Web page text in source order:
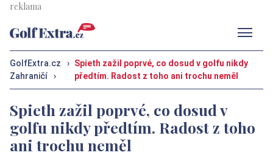
GolfExtra.cz
›
Zahraničí
›
Spieth zažil poprvé, co dosud v golfu nikdy
předtím. Radost z toho ani trochu neměl
Spieth zažil poprvé, co dosud v
golfu nikdy předtím. Radost z toho
ani trochu neměl